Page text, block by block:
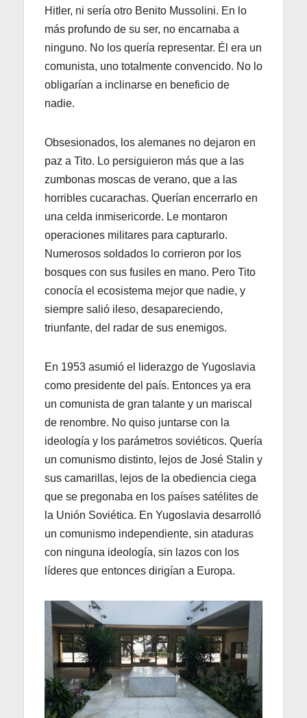
Hitler, ni sería otro Benito Mussolini. En lo
más profundo de su ser, no encarnaba a
ninguno. No los quería representar. Él era un
comunista, uno totalmente convencido. No lo
obligarían a inclinarse en beneficio de
nadie.
Obsesionados, los alemanes no dejaron en
paz a Tito. Lo persiguieron más que a las
zumbonas moscas de verano, que a las
horribles cucarachas. Querían encerrarlo en
una celda inmisericorde. Le montaron
operaciones militares para capturarlo.
Numerosos soldados lo corrieron por los
bosques con sus fusiles en mano. Pero Tito
conocía el ecosistema mejor que nadie, y
siempre salió ileso, desapareciendo,
triunfante, del radar de sus enemigos.
En 1953 asumió el liderazgo de Yugoslavia
como presidente del país. Entonces ya era
un comunista de gran talante y un mariscal
de renombre. No quiso juntarse con la
ideología y los parámetros soviéticos. Quería
un comunismo distinto, lejos de José Stalin y
sus camarillas, lejos de la obediencia ciega
que se pregonaba en los países satélites de
la Unión Soviética. En Yugoslavia desarrolló
un comunismo independiente, sin ataduras
con ninguna ideología, sin lazos con los
líderes que entonces dirigían a Europa.